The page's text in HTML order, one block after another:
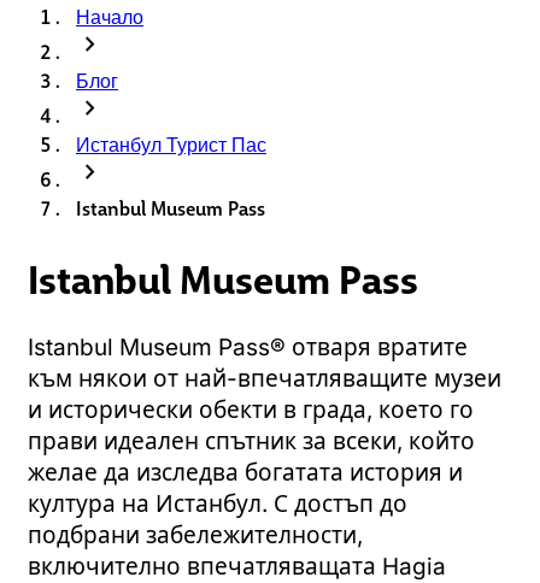
Начало
chevron_right
Блог
chevron_right
Истанбул Турист Пас
chevron_right
Istanbul Museum Pass
Istanbul Museum Pass
Istanbul Museum Pass® отваря вратите
към някои от най-впечатляващите музеи
и исторически обекти в града, което го
прави идеален спътник за всеки, който
желае да изследва богатата история и
култура на Истанбул. С достъп до
подбрани забележителности,
включително впечатляващата Hagia